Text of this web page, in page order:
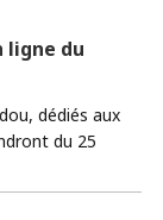
ligne du
dédiés aux
du 25